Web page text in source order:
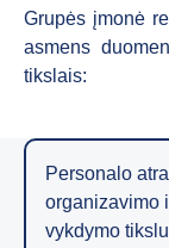
Grupės įmonė
asmens
tikslais:
Personalo
organizavimo
vykdymo